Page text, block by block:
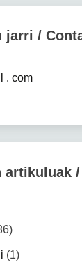
jarri /
. com
artikuluak
(1)